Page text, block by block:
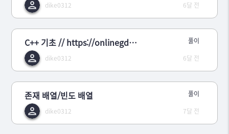
dike0312
6달 전
C++ 기초 // https://onlinegdb.com/hRsUia7Xy
dike0312
풀이
6달 전
존재 배열/빈도 배열
dike0312
풀이
7달 전